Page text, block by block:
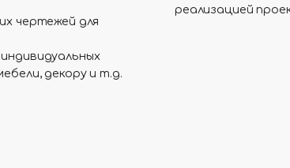
чертежей для
декору и т.д.
реализацией